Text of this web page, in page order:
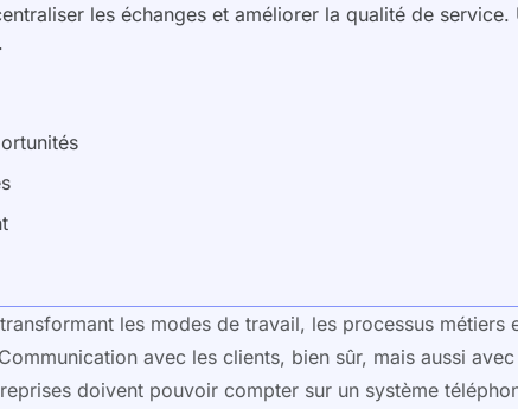
les échanges et améliorer la qualité de
les modes de travail, les processus métiers
avec les clients, bien sûr, mais aussi
doivent pouvoir compter sur un système